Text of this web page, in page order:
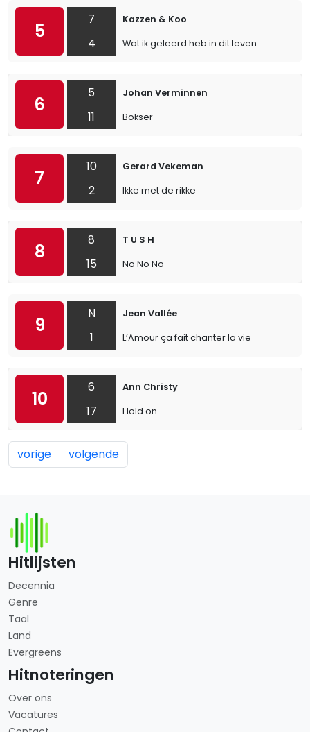
5
7
4
Kazzen & Koo
Wat ik geleerd heb in dit leven
6
5
11
Johan Verminnen
Bokser
7
10
2
Gerard Vekeman
Ikke met de rikke
8
8
15
T U S H
No No No
9
N
1
Jean Vallée
L’Amour ça fait chanter la vie
10
6
17
Ann Christy
Hold on
vorige volgende
Hitlijsten
Decennia
Genre
Taal
Land
Evergreens
Hitnoteringen
Over ons
Vacatures